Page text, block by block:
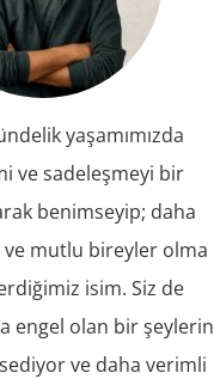
yaşamımızda
ve sadeleşmeyi bir
benimseyip; daha
ve mutlu bireyler olma
isim. Siz de
engel olan bir şeylerin
ve daha verimli